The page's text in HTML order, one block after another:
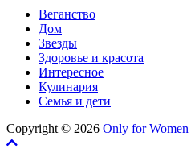
Веганство
Дом
Звезды
Здоровье и красота
Интересное
Кулинария
Семья и дети
Copyright © 2026 Only for Women